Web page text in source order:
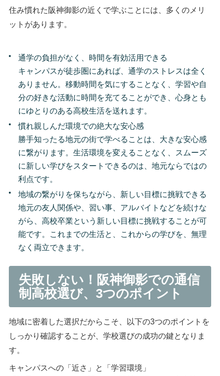
住み慣れた阪神御影の近くで学ぶことには、多くのメリ
ットがあります。
通学の負担がなく、時間を有効活用できる
キャンパスが徒歩圏にあれば、通学のストレスは全く
ありません。移動時間を気にすることなく、学習や自
分の好きな活動に時間を充てることができ、心身とも
にゆとりのある高校生活を送れます。
慣れ親しんだ環境での絶大な安心感
勝手知ったる地元の街で学べることは、大きな安心感
に繋がります。生活環境を変えることなく、スムーズ
に新しい学びをスタートできるのは、地元ならではの
利点です。
地域の繋がりを保ちながら、新しい目標に挑戦できる
地元の友人関係や、習い事、アルバイトなどを続けな
がら、高校卒業という新しい目標に挑戦することが可
能です。これまでの生活と、これからの学びを、無理
なく両立できます。
失敗しない！阪神御影での通信
制高校選び、3つのポイント
地域に密着した選択だからこそ、以下の3つのポイントを
しっかり確認することが、学校選びの成功の鍵となりま
す。
キャンパスへの「近さ」と「学習環境」